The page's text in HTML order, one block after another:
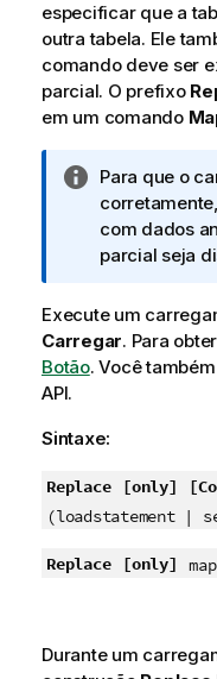
especificar que a
outra tabela. Ele
comando deve ser
parcial. O prefixo
em um comando
N
o
t
a
n
f
o
a
i
v
Para que o
com dados
parcial seja
Execute um
Carregar. Para
Botão. Você
API.
Sintaxe:
Replace [only]
(loadstatement |
Replace [only]
Durante um